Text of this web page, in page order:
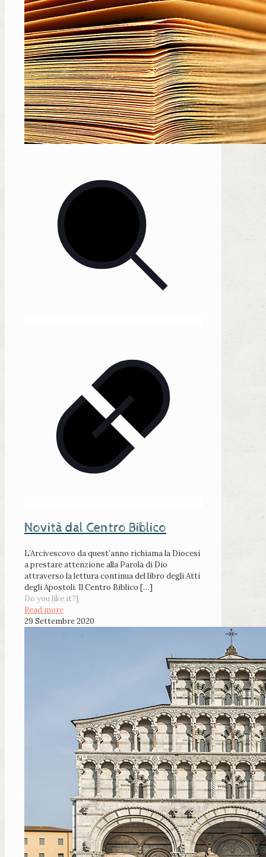
Novità dal Centro Biblico
L’Arcivescovo da quest’anno richiama la Diocesi
a prestare attenzione alla Parola di Dio
attraverso la lettura continua del libro degli Atti
degli Apostoli. Il Centro Biblico […]
Do you like it?1
Read more
29 Settembre 2020